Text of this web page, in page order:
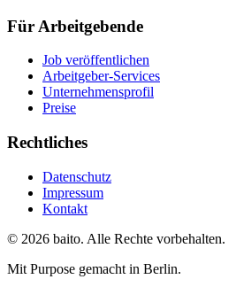
Für Arbeitgebende
Job veröffentlichen
Arbeitgeber-Services
Unternehmensprofil
Preise
Rechtliches
Datenschutz
Impressum
Kontakt
© 2026 baito. Alle Rechte vorbehalten.
Mit Purpose gemacht in Berlin.